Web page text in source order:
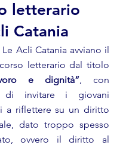
letterario
Catania
Le Acli Catania avviano il
letterario dal titolo
e dignità”, con
di invitare i giovani
a riflettere su un diritto
dato troppo spesso
ovvero il diritto al